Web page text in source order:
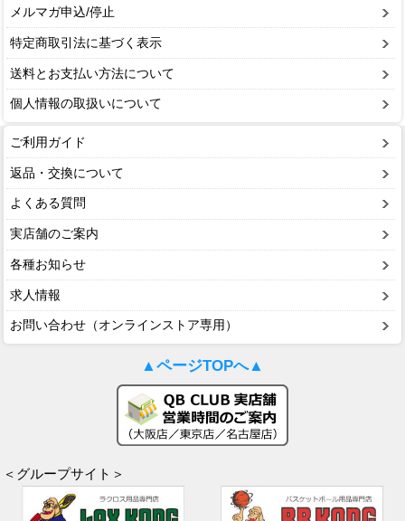
メルマガ申込/停止
特定商取引法に基づく表示
送料とお支払い方法について
個人情報の取扱いについて
ご利用ガイド
返品・交換について
よくある質問
実店舗のご案内
各種お知らせ
求人情報
お問い合わせ（オンラインストア専用）
▲ページTOPへ▲
＜グループサイト＞